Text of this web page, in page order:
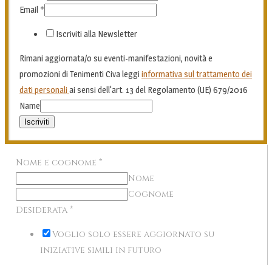
Email *
Iscriviti alla Newsletter
Rimani aggiornata/o su eventi-manifestazioni, novità e
promozioni di Tenimenti Civa leggi informativa sul trattamento dei
dati personali ai sensi dell'art. 13 del Regolamento (UE) 679/2016
Name
Iscriviti
Nome e cognome *
Nome
Cognome
Desiderata *
Voglio solo essere aggiornato su
iniziative simili in futuro